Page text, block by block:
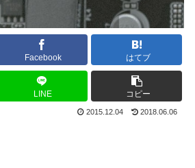
Facebook はてブ
LINE コピー
2015.12.04 2018.06.06